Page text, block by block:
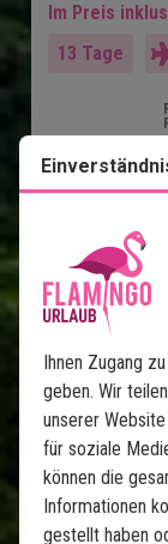
Im Preis
13 Tage
Karte
Costa
13
Ihnen Zugang
geben. Wir
unserer
für soziale
können die
Informationen
gestellt haben